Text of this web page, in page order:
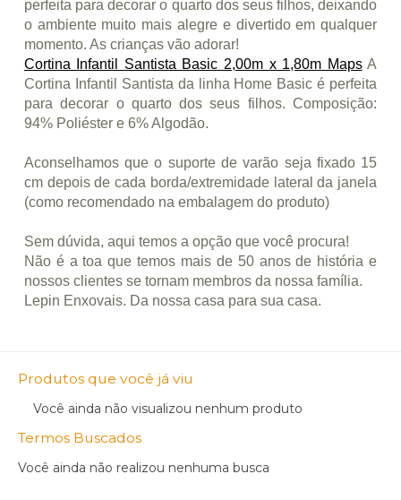
perfeita para decorar o quarto dos seus filhos, deixando
o ambiente muito mais alegre e divertido em qualquer
momento. As crianças vão adorar!
Cortina Infantil Santista Basic 2,00m x 1,80m MapsA
Cortina Infantil Santista da linha Home Basic é perfeita
para decorar o quarto dos seus filhos. Composição:
94% Poliéster e 6% Algodão.
Aconselhamos que o suporte de varão seja fixado 15
cm depois de cada borda/extremidade lateral da janela
(como recomendado na embalagem do produto)
Sem dúvida, aqui temos a opção que você procura!
Não é a toa que temos mais de 50 anos de história e
nossos clientes se tornam membros da nossa família.
Lepin Enxovais. Da nossa casa para sua casa.
Produtos que você já viu
Você ainda não visualizou nenhum produto
Termos Buscados
Você ainda não realizou nenhuma busca